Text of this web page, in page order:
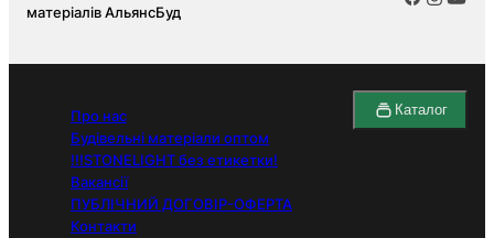
матеріалів АльянсБуд
Каталог
Про нас
Будівельні матеріали оптом
!!!STONELIGHT без етикетки!
Вакансії
ПУБЛІЧНИЙ ДОГОВІР-ОФЕРТА
Контакти